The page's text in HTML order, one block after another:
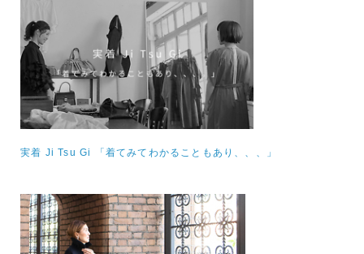
実着 Ji Tsu Gi 「着てみてわかることもあり、、、」